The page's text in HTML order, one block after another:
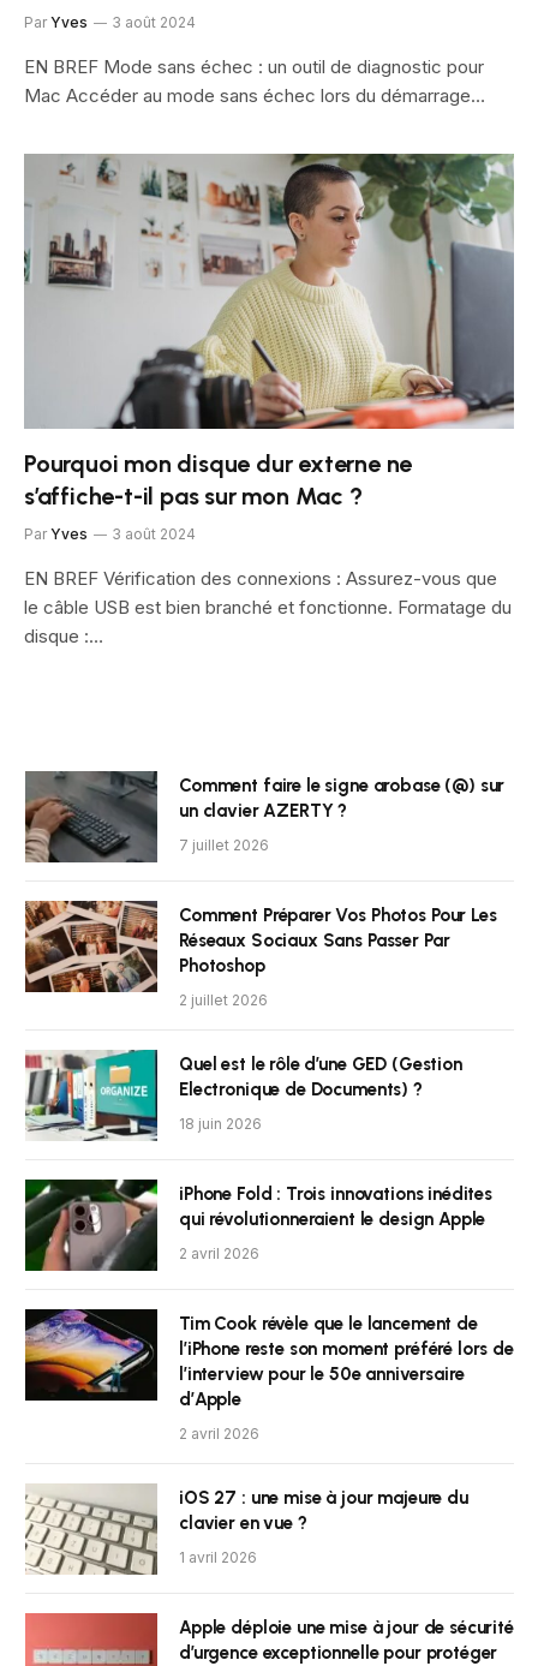
Par Yves 3 août 2024
EN BREF Mode sans échec : un outil de diagnostic pour
Mac Accéder au mode sans échec lors du démarrage…
Pourquoi mon disque dur externe ne
s’affiche-t-il pas sur mon Mac ?
Par Yves 3 août 2024
EN BREF Vérification des connexions : Assurez-vous que
le câble USB est bien branché et fonctionne. Formatage du
disque :…
Comment faire le signe arobase (@) sur
un clavier AZERTY ?
7 juillet 2026
Comment Préparer Vos Photos Pour Les
Réseaux Sociaux Sans Passer Par
Photoshop
2 juillet 2026
Quel est le rôle d’une GED (Gestion
Electronique de Documents) ?
18 juin 2026
iPhone Fold : Trois innovations inédites
qui révolutionneraient le design Apple
2 avril 2026
Tim Cook révèle que le lancement de
l’iPhone reste son moment préféré lors de
l’interview pour le 50e anniversaire
d’Apple
2 avril 2026
iOS 27 : une mise à jour majeure du
clavier en vue ?
1 avril 2026
Apple déploie une mise à jour de sécurité
d’urgence exceptionnelle pour protéger